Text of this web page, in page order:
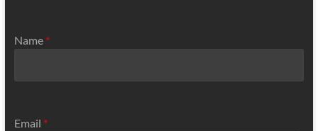
Name *
Email *